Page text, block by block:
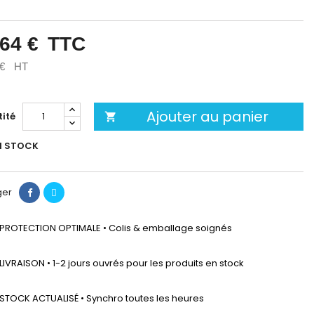
€ TTC
HT
 Ajouter au panier
STOCK
PROTECTION OPTIMALE • Colis & emballage soignés
LIVRAISON • 1-2 jours ouvrés pour les produits en stock
STOCK ACTUALISÉ • Synchro toutes les heures